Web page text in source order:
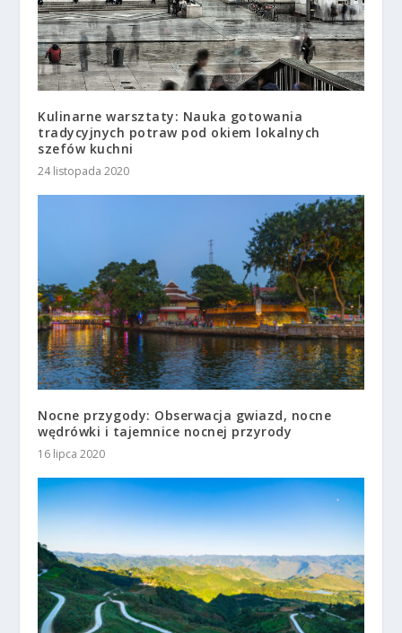
Kulinarne warsztaty: Nauka gotowania
tradycyjnych potraw pod okiem lokalnych
szefów kuchni
24 listopada 2020
Nocne przygody: Obserwacja gwiazd, nocne
wędrówki i tajemnice nocnej przyrody
16 lipca 2020